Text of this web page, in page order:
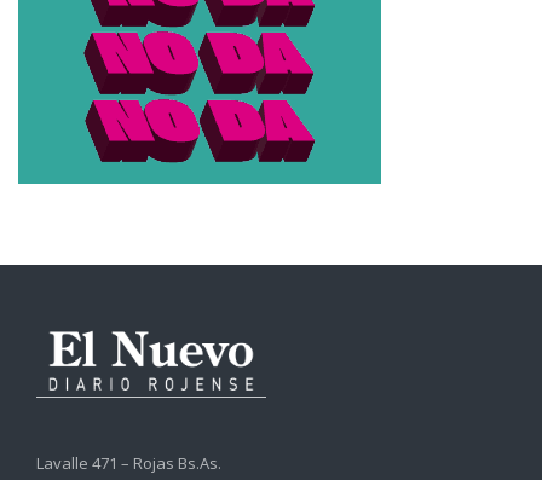
Lavalle 471 – Rojas Bs.As.